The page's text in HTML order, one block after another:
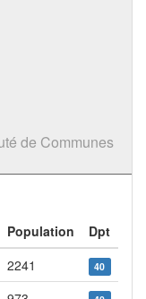
de Communes
Population
Dpt
2241 40